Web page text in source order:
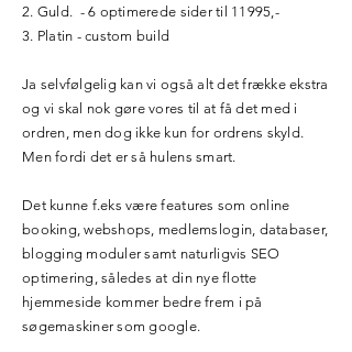
2. Guld. - 6 optimerede sider til 11995,-
3. Platin - custom build
Ja selvfølgelig kan vi også alt det frække ekstra
og vi skal nok gøre vores til at få det med i
ordren, men dog ikke kun for ordrens skyld.
Men fordi det er så hulens smart.
Det kunne f.eks være features som online
booking, webshops, medlemslogin, databaser,
blogging moduler samt naturligvis SEO
optimering, således at din nye flotte
hjemmeside kommer bedre frem i på
søgemaskiner som google.